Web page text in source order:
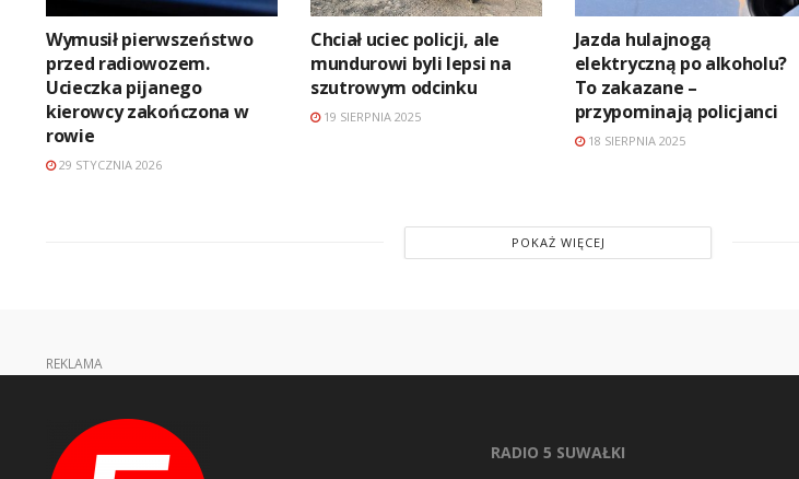
Wymusił pierwszeństwo
przed radiowozem.
Ucieczka pijanego
kierowcy zakończona w
rowie
29 STYCZNIA 2026
Chciał uciec policji, ale
mundurowi byli lepsi na
szutrowym odcinku
19 SIERPNIA 2025
Jazda hulajnogą
elektryczną po alkoholu?
To zakazane –
przypominają policjanci
18 SIERPNIA 2025
POKAŻ WIĘCEJ
REKLAMA
RADIO 5 SUWAŁKI